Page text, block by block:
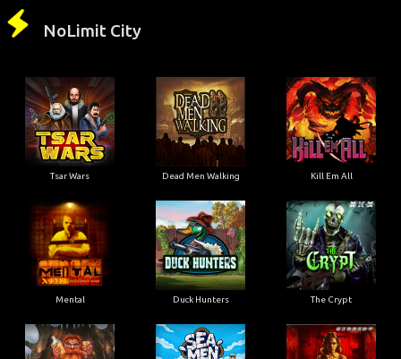
NoLimit City
Tsar Wars Dead Men Walking Kill Em All
Mental Duck Hunters The Crypt